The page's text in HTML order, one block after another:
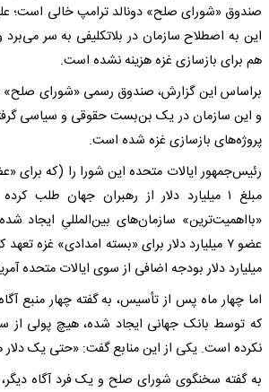
این به اصطلاح سازمان در بلاتکلیفی به سر
هم برای بازسازی غزه هزینه نشده است.
براساس این گزارش، صندوق رسمی «شورای صلح»
و این سازمان در یک بن‌بست حقوقی و سیاسی
پروژه‌های بازسازی غزه شده است.
رئیس‌جمهور ایالات متحده این شورا را (که برای
مبلغ ۱ میلیارد دلار از رهبران جهان طلب
«بااهمیت‌ترین» سازمان‌های بین‌المللیِ ایجاد
میلیارد دلار بودجه اضافی از سوی ایالات متحده
اما چهار ماه پس از تأسیس، به گفته چهار منبع
که توسط بانک جهانی ایجاد شده، هیچ پولی از
نکرده است. یکی از این منابع گفت: «حتی یک
به گفته سخنگوی شورای صلح و یک فرد آگاه